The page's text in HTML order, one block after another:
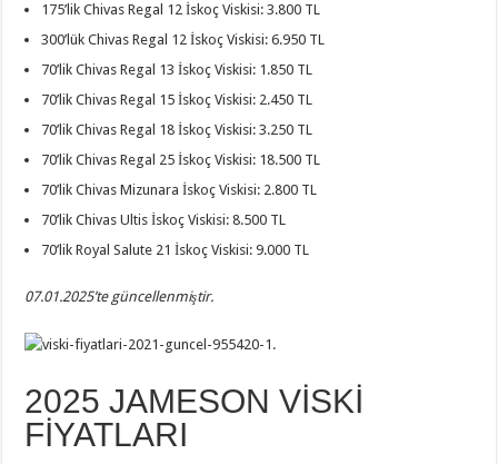
175’lik Chivas Regal 12 İskoç Viskisi: 3.800 TL
300’lük Chivas Regal 12 İskoç Viskisi: 6.950 TL
70’lik Chivas Regal 13 İskoç Viskisi: 1.850 TL
70’lik Chivas Regal 15 İskoç Viskisi: 2.450 TL
70’lik Chivas Regal 18 İskoç Viskisi: 3.250 TL
70’lik Chivas Regal 25 İskoç Viskisi: 18.500 TL
70’lik Chivas Mizunara İskoç Viskisi: 2.800 TL
70’lik Chivas Ultis İskoç Viskisi: 8.500 TL
70’lik Royal Salute 21 İskoç Viskisi: 9.000 TL
07.01.2025’te güncellenmiştir.
2025 JAMESON VİSKİ
FİYATLARI